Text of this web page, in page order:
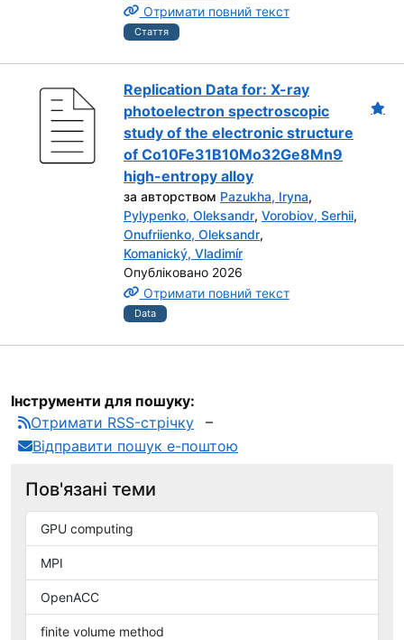
Отримати повний текст
Стаття
Replication Data for: X-ray
photoelectron spectroscopic
study of the electronic structure
of Co10Fe31B10Mo32Ge8Mn9
high-entropy alloy
за авторством Pazukha, Iryna,
Pylypenko, Oleksandr, Vorobiov, Serhii,
Onufriienko, Oleksandr,
Komanický, Vladimír
Опубліковано 2026
Отримати повний текст
Data
Інструменти для пошуку:
Отримати RSS-стрічку
Відправити пошук е-поштою
Пов'язані теми
GPU computing
MPI
OpenACC
finite volume method